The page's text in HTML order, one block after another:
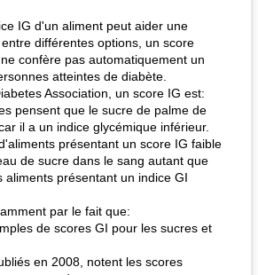
IG d'un aliment peut aider une
différentes options, un score
confère pas automatiquement un
atteintes de diabète.
Association, un score IG est:
pensent que le sucre de palme de
il a un indice glycémique inférieur.
présentant un score IG faible
de sucre dans le sang autant que
aliments présentant un indice GI
par le fait que:
de scores GI pour les sucres et
en 2008, notent les scores